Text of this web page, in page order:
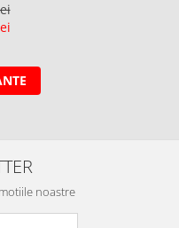
noastre